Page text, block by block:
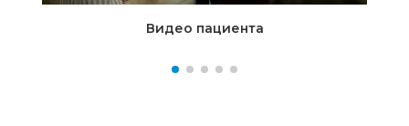
Видео пациента